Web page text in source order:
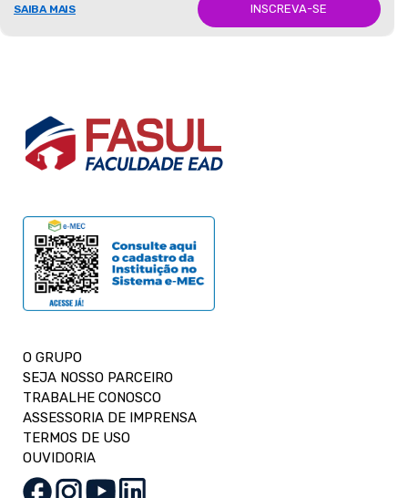
SAIBA MAIS INSCREVA-SE
O GRUPO
SEJA NOSSO PARCEIRO
TRABALHE CONOSCO
ASSESSORIA DE IMPRENSA
TERMOS DE USO
OUVIDORIA